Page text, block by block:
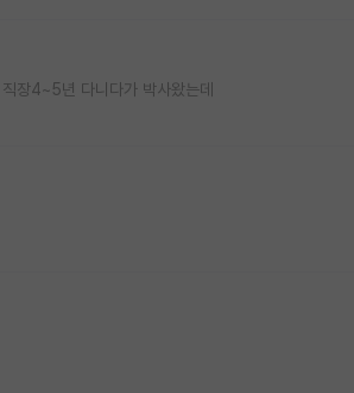
장4~5년 다니다가 박사왔는데